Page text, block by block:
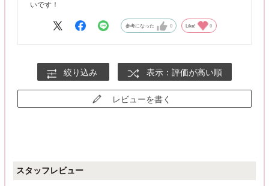
いです！
参考になった 0 Like! 0
絞り込み 表示：評価が高い順
レビューを書く
スタッフレビュー